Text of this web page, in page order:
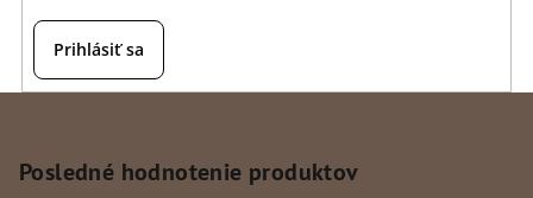
y
p
Prihlásiť sa
Posledné hodnotenie produktov